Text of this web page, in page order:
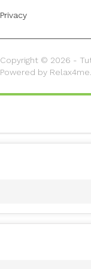
Privacy
Copyright © 2026 -
Powered by